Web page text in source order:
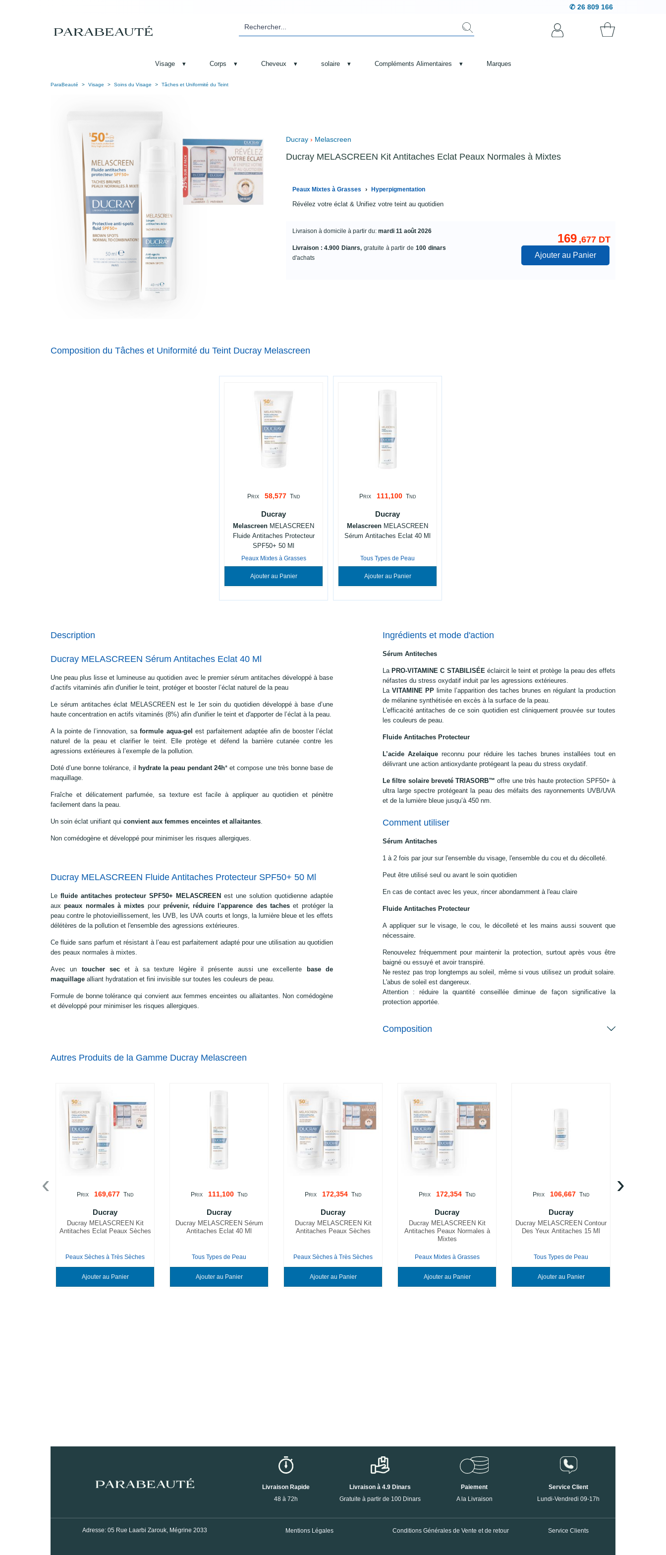
✆ 26 809 166
Visage ▾ Corps ▾ Cheveux ▾ solaire ▾ Compléments Alimentaires ▾ Marques
ParaBeauté Visage Soins du Visage Tâches et Uniformité du Teint
Ducray › Melascreen
Ducray MELASCREEN Kit Antitaches Eclat Peaux Normales à Mixtes
Peaux Mixtes à Grasses › Hyperpigmentation
Révélez votre éclat & Unifiez votre teint au quotidien
Livraison à domicile à partir du: mardi 11 août 2026
Livraison : 4.900 Dianrs, gratuite à partir de 100 dinars
d'achats
169 ,677 DT
Ajouter au Panier
Composition du Tâches et Uniformité du Teint Ducray Melascreen
PRIX 58,577 TND
Ducray
Melascreen MELASCREEN
Fluide Antitaches Protecteur
SPF50+ 50 Ml
Peaux Mixtes à Grasses
Ajouter au Panier
PRIX 111,100 TND
Ducray
Melascreen MELASCREEN
Sérum Antitaches Eclat 40 Ml
Tous Types de Peau
Ajouter au Panier
Description
Ducray MELASCREEN Sérum Antitaches Eclat 40 Ml
Une peau plus lisse et lumineuse au quotidien avec le premier sérum antitaches développé à base
d’actifs vitaminés afin d'unifier le teint, protéger et booster l’éclat naturel de la peau
Le sérum antitaches éclat MELASCREEN est le 1er soin du quotidien développé à base d’une
haute concentration en actifs vitaminés (8%) afin d'unifier le teint et d'apporter de l’éclat à la peau.
A la pointe de l’innovation, sa formule aqua-gel est parfaitement adaptée afin de booster l’éclat
naturel de la peau et clarifier le teint. Elle protège et défend la barrière cutanée contre les
agressions extérieures à l’exemple de la pollution.
Doté d’une bonne tolérance, il hydrate la peau pendant 24h* et compose une très bonne base de
maquillage.
Fraîche et délicatement parfumée, sa texture est facile à appliquer au quotidien et pénètre
facilement dans la peau.
Un soin éclat unifiant qui convient aux femmes enceintes et allaitantes
Non comédogène et développé pour minimiser les risques allergiques.
Ducray MELASCREEN Fluide Antitaches Protecteur SPF50+ 50 Ml
Le fluide antitaches protecteur SPF50+ MELASCREEN est une solution quotidienne adaptée
auxpeaux normales à mixtes pour prévenir, réduire l'apparence des taches et protéger la
peau contre le photovieillissement, les UVB, les UVA courts et longs, la lumière bleue et les effets
délétères de la pollution et l'ensemble des agressions extérieures.
Ce fluide sans parfum et résistant à l’eau est parfaitement adapté pour une utilisation au quotidien
des peaux normales à mixtes.
Avec un toucher sec et à sa texture légère il présente aussi une excellente base de
maquillage alliant hydratation et fini invisible sur toutes les couleurs de peau.
Formule de bonne tolérance qui convient aux femmes enceintes ou allaitantes. Non comédogène
et développé pour minimiser les risques allergiques.
Ingrédients et mode d'action
Sérum Antiteches
LaPRO-VITAMINE C STABILISÉE éclaircit le teint et protège la peau des effets
néfastes du stress oxydatif induit par les agressions extérieures.
La VITAMINE PPlimite l’apparition des taches brunes en régulant la production
de mélanine synthétisée en excès à la surface de la peau.
L'efficacité antitaches de ce soin quotidien est cliniquement prouvée sur toutes
les couleurs de peau.
Fluide Antitaches Protecteur
L’acide Azelaique reconnu pour réduire les taches brunes installées tout en
délivrant une action antioxydante protégeant la peau du stress oxydatif.
Le filtre solaire breveté TRIASORB™ offre une très haute protection SPF50+ à
ultra large spectre protégeant la peau des méfaits des rayonnements UVB/UVA
et de la lumière bleue jusqu’à 450 nm.
Comment utiliser
Sérum Antitaches
1 à 2 fois par jour sur l'ensemble du visage, l'ensemble du cou et du décolleté.
Peut être utilisé seul ou avant le soin quotidien
En cas de contact avec les yeux, rincer abondamment à l'eau claire
Fluide Antitaches Protecteur
A appliquer sur le visage, le cou, le décolleté et les mains aussi souvent que
nécessaire.
Renouvelez fréquemment pour maintenir la protection, surtout après vous être
baigné ou essuyé et avoir transpiré.
Ne restez pas trop longtemps au soleil, même si vous utilisez un produit solaire.
L'abus de soleil est dangereux.
Attention : réduire la quantité conseillée diminue de façon significative la
protection apportée.
Composition
Autres Produits de la Gamme Ducray Melascreen
PRIX 169,677 TND
Ducray
Ducray MELASCREEN Kit
Antitaches Eclat Peaux Sèches
Peaux Sèches à Très Sèches
Ajouter au Panier
PRIX 111,100 TND
Ducray
Ducray MELASCREEN Sérum
Antitaches Eclat 40 Ml
Tous Types de Peau
Ajouter au Panier
PRIX 172,354 TND
Ducray
Ducray MELASCREEN Kit
Antitaches Peaux Sèches
Peaux Sèches à Très Sèches
Ajouter au Panier
PRIX 172,354 TND
Ducray
Ducray MELASCREEN Kit
Antitaches Peaux Normales à
Mixtes
Peaux Mixtes à Grasses
Ajouter au Panier
PRIX 106,667 TND
Ducray
Ducray MELASCREEN Contour
Des Yeux Antitaches 15 Ml
Tous Types de Peau
Ajouter au Panier
‹ ›
Livraison Rapide
48 à 72h
Livraison à 4.9 Dinars
Gratuite à partir de 100 Dinars
Paiement
A la Livraison
Service Client
Lundi-Vendredi 09-17h
Adresse: 05 Rue Laarbi Zarouk, Mégrine 2033 Mentions Légales Conditions Générales de Vente et de retour Service Clients